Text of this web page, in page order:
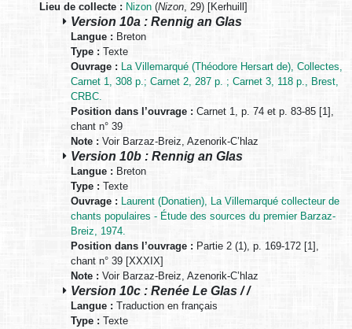
Lieu de collecte : Nizon (Nizon, 29) [Kerhuill]
Version 10a : Rennig an Glas
Langue : Breton
Type : Texte
Ouvrage : La Villemarqué (Théodore Hersart de), Collectes,
Carnet 1, 308 p.; Carnet 2, 287 p. ; Carnet 3, 118 p., Brest,
CRBC.
Position dans l’ouvrage : Carnet 1, p. 74 et p. 83-85 [1],
chant n° 39
Note : Voir Barzaz-Breiz, Azenorik-C’hlaz
Version 10b : Rennig an Glas
Langue : Breton
Type : Texte
Ouvrage : Laurent (Donatien), La Villemarqué collecteur de
chants populaires - Étude des sources du premier Barzaz-
Breiz, 1974.
Position dans l’ouvrage : Partie 2 (1), p. 169-172 [1],
chant n° 39 [XXXIX]
Note : Voir Barzaz-Breiz, Azenorik-C’hlaz
Version 10c : Renée Le Glas / /
Langue : Traduction en français
Type : Texte